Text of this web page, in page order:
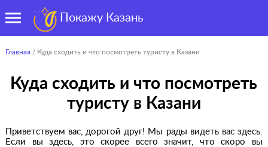
Покажу Казань
Главная / Куда сходить и что посмотреть туристу в Казани
Куда сходить и что посмотреть
туристу в Казани
Приветствуем вас, дорогой друг! Мы рады видеть вас здесь.
Если вы здесь, это скорее всего значит, что скоро вы